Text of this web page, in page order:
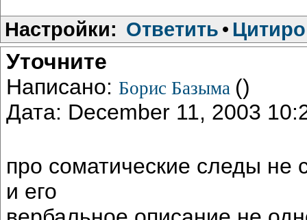
Настройки: Ответить •
Уточните
Написано: Борис Базыма ()
Дата: December 11, 2003
про соматические следы не
и его